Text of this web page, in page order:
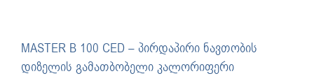
MASTER B 100 CED – პირდაპირი ნავთობის
დიზელის გამათბობელი კალორიფერი